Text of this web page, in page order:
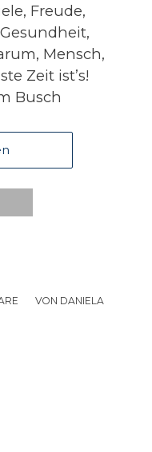
Freude,
Mensch,
Zeit ist’s!
Busch
VON DANIELA